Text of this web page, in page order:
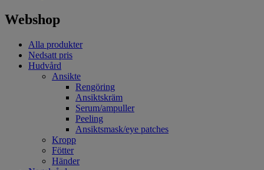
Webshop
Alla produkter
Nedsatt pris
Hudvård
Ansikte
Rengöring
Ansiktskräm
Serum/ampuller
Peeling
Ansiktsmask/eye patches
Kropp
Fötter
Händer